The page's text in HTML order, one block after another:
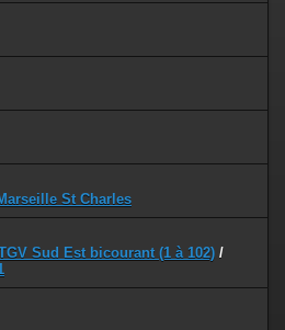
St Charles
Sud Est bicourant (1 à 102) /